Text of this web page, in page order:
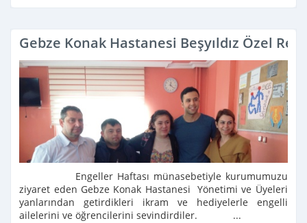
Gebze Konak Hastanesi Beşyıldız Özel
Engeller Haftası münasebetiyle kurumumuzu
ziyaret eden Gebze Konak Hastanesi Yönetimi ve Üyeleri
yanlarından getirdikleri ikram ve hediyelerle engelli
ailelerini ve öğrencilerini sevindirdiler. ...